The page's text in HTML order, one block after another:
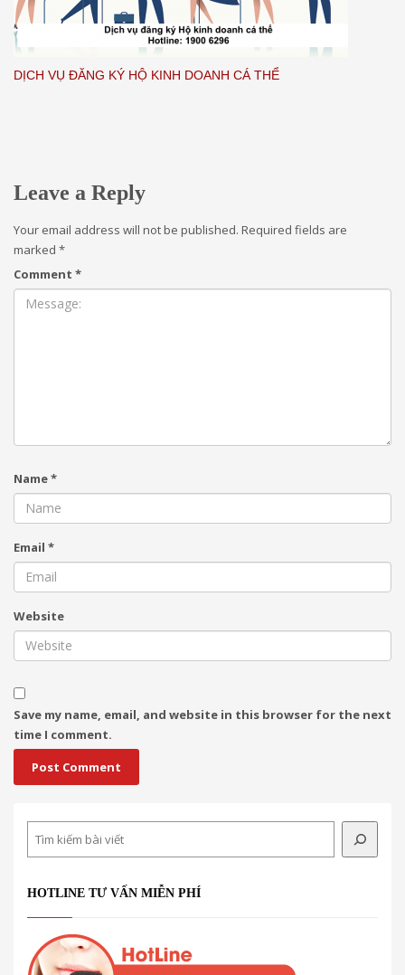
DỊCH VỤ ĐĂNG KÝ HỘ KINH DOANH CÁ THỂ
Leave a Reply
Your email address will not be published. Required fields are
marked *
Comment *
Name*
Email *
Website
Save my name, email, and website in this browser for the next
time I comment.
HOTLINE TƯ VẤN MIỄN PHÍ